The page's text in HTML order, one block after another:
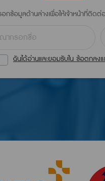
อกข้อมูลด้านล่างเพื่อให้เจ้าหน้าที่ติดต่
ฉันได้อ่านและยอมรับใน ข้อตกลงแ